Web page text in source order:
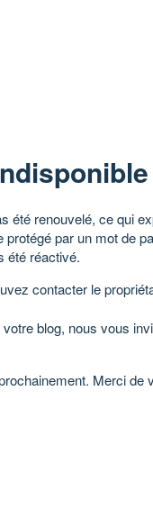
été renouvelé, ce qui
par un mot de
été réactivé.
contacter le
blog, nous vous
Merci de